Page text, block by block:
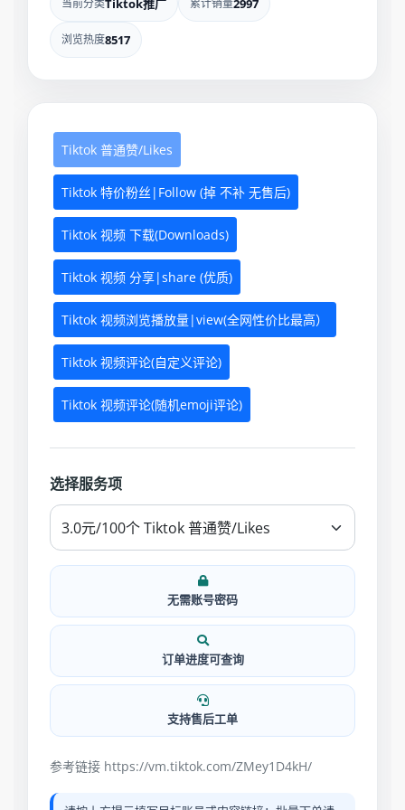
当前分类Tiktok推广 累计销量2997
浏览热度8517
Tiktok 普通赞/Likes
Tiktok 特价粉丝|Follow (掉 不补 无售后)
Tiktok 视频 下载(Downloads)
Tiktok 视频 分享|share (优质)
Tiktok 视频浏览播放量|view(全网性价比最高）
Tiktok 视频评论(自定义评论)
Tiktok 视频评论(随机emoji评论)
选择服务项
无需账号密码
订单进度可查询
支持售后工单
参考链接 https://vm.tiktok.com/ZMey1D4kH/